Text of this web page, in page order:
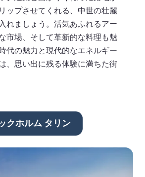
ップさせてくれる、中世の壮麗
れましょう。活気あふれるアー
市場、そして革新的な料理も魅
代の魅力と現代的なエネルギー
、思い出に残る体験に満ちた街
クホルム タリン